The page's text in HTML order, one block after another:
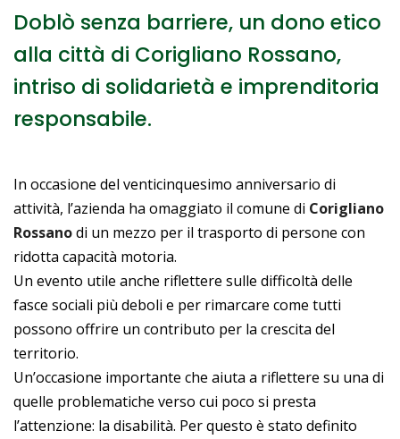
Doblò senza barriere, un dono etico
alla città di Corigliano Rossano,
intriso di solidarietà e imprenditoria
responsabile.
In occasione del venticinquesimo anniversario di
attività, l’azienda ha omaggiato il comune di Corigliano
Rossanodi un mezzo per il trasporto di persone con
ridotta capacità motoria.
Un evento utile anche riflettere sulle difficoltà delle
fasce sociali più deboli e per rimarcare come tutti
possono offrire un contributo per la crescita del
territorio.
Un’occasione importante che aiuta a riflettere su una di
quelle problematiche verso cui poco si presta
l’attenzione: la disabilità. Per questo è stato definito